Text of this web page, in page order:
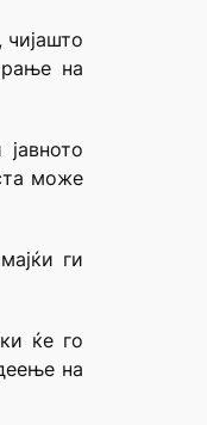
на
може
ги
ќе го
на